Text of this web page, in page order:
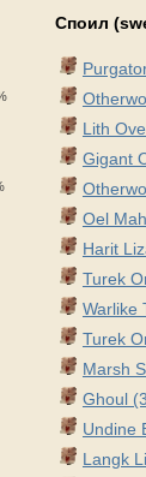
Споил
Lith
Gigant
Oel
Harit
Turek
Warlike
Turek
Marsh
Ghoul
Undine
Langk